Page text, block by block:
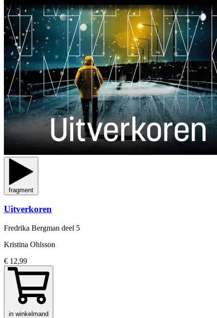
fragment
Uitverkoren
Fredrika Bergman deel 5
Kristina Ohlsson
€ 12,99
in winkelmand